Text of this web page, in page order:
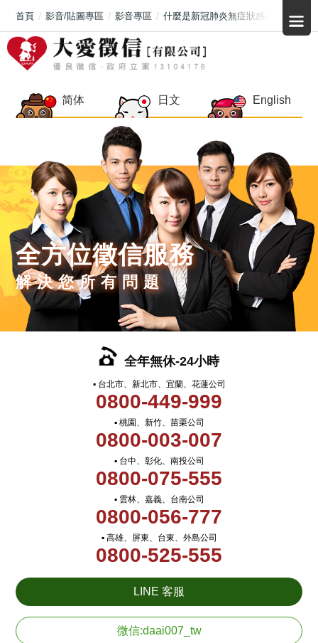
简体 日文 English
全方位徵信服務
解決您所有問題
全年無休-24小時
▪ 台北市、新北市、宜蘭、花蓮公司
0800-449-999
▪ 桃園、新竹、苗栗公司
0800-003-007
▪ 台中、彰化、南投公司
0800-075-555
▪ 雲林、嘉義、台南公司
0800-056-777
▪ 高雄、屏東、台東、外島公司
0800-525-555
LINE 客服
微信:daai007_tw
首頁 影音/貼圖專區 影音專區 什麼是新冠肺炎無症狀感染者?